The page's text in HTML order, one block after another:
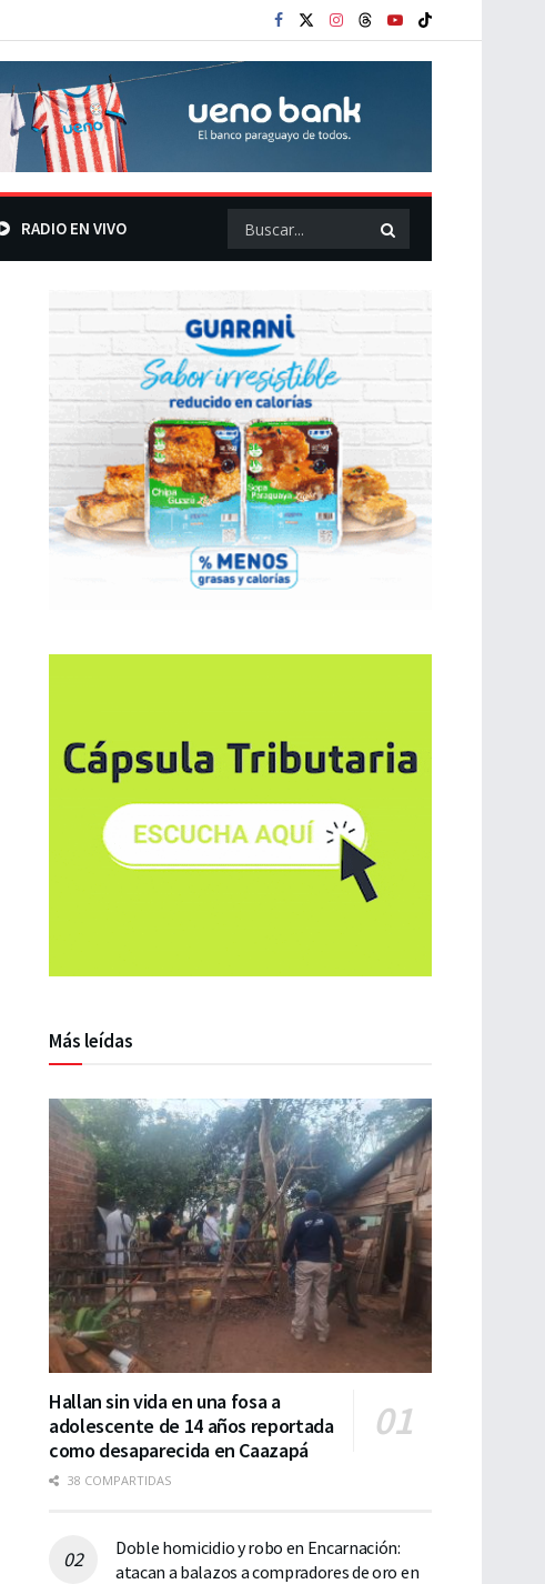
RADIO EN VIVO
Más leídas
Hallan sin vida en una fosa a
adolescente de 14 años reportada
como desaparecida en Caazapá
38 COMPARTIDAS
Doble homicidio y robo en Encarnación:
atacan a balazos a compradores de oro en